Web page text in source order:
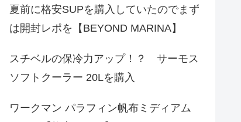
夏前に格安SUPを購入していたのでまず
は開封レポを【BEYOND MARINA】
スチベルの保冷力アップ！？ サーモス
ソフトクーラー 20Lを購入
ワークマン パラフィン帆布ミディアム